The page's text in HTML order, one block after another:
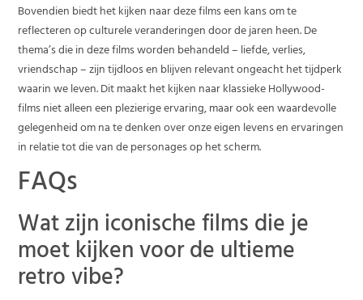
Bovendien biedt het kijken naar deze films een kans om te
reflecteren op culturele veranderingen door de jaren heen. De
thema’s die in deze films worden behandeld – liefde, verlies,
vriendschap – zijn tijdloos en blijven relevant ongeacht het tijdperk
waarin we leven. Dit maakt het kijken naar klassieke Hollywood-
films niet alleen een plezierige ervaring, maar ook een waardevolle
gelegenheid om na te denken over onze eigen levens en ervaringen
in relatie tot die van de personages op het scherm.
FAQs
Wat zijn iconische films die je
moet kijken voor de ultieme
retro vibe?